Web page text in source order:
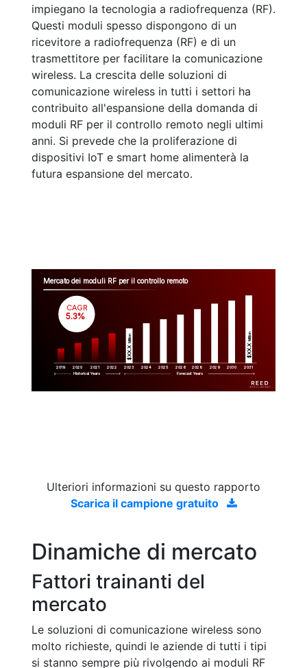
impiegano la tecnologia a radiofrequenza (RF).
Questi moduli spesso dispongono di un
ricevitore a radiofrequenza (RF) e di un
trasmettitore per facilitare la comunicazione
wireless. La crescita delle soluzioni di
comunicazione wireless in tutti i settori ha
contribuito all'espansione della domanda di
moduli RF per il controllo remoto negli ultimi
anni. Si prevede che la proliferazione di
dispositivi IoT e smart home alimenterà la
futura espansione del mercato.
Mercato dei moduli RF per il controllo remoto
2019 2020 2021 2022 2023 2024 2025 2026 2028 2029 2030 2031
$XX.X
Million
$XX.X
Million
CAGR
5.3%
Historical Years Forecast Years
Ulteriori informazioni su questo rapporto
Scarica il campione gratuito
Dinamiche di mercato
Fattori trainanti del
mercato
Le soluzioni di comunicazione wireless sono
molto richieste, quindi le aziende di tutti i tipi
si stanno sempre più rivolgendo ai moduli RF